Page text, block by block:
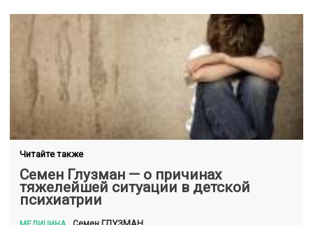
Читайте также
Семен Глузман — о причинах
тяжелейшей ситуации в детской
психиатрии